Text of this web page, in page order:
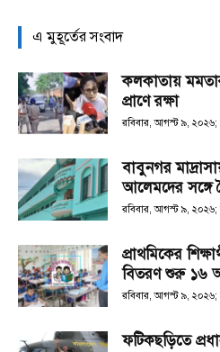
এ মুহূর্তের সংবাদ
কলকাতায়
প্রাণে রক্ষা
রবিবার, আগস্ট ৯,
বাবুনগর
আলেমদের সঙ্গে
রবিবার, আগস্ট ৯,
প্রাথমিকের
বিতরণ শুরু ১৬
রবিবার, আগস্ট ৯,
ফটিকছড়িতে